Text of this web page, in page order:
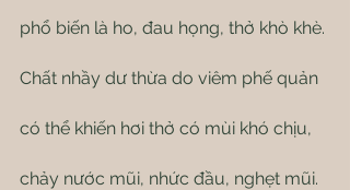
phổ biến là ho, đau họng, thở khò khè.
Chất nhầy dư thừa do viêm phế quản
có thể khiến hơi thở có mùi khó chịu,
chảy nước mũi, nhức đầu, nghẹt mũi.